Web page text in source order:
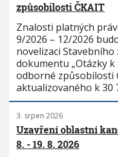
způsobilosti ČKAIT
Znalosti platných
9/2026 – 12/2026
novelizaci
dokumentu „Otázky
odborné způsobilosti
aktualizovaného k 30
3. srpen 2026
Uzavření oblastní
8. - 19. 8. 2026